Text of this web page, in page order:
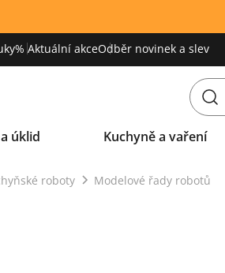
% Aktuální akceOdběr novinek a slev
úklid Kuchyně a vaření
roboty Modelové řady robotů